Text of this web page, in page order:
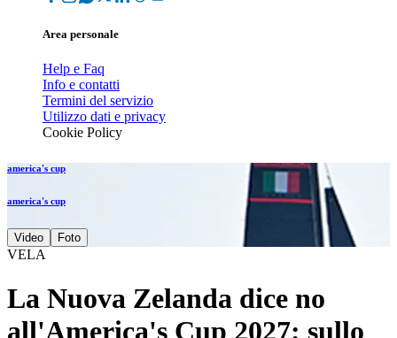
Area personale
Help e Faq
Info e contatti
Termini del servizio
Utilizzo dati e privacy
Cookie Policy
america's cup
america's cup
Video Foto
VELA
La Nuova Zelanda dice no
all'America's Cup 2027: sullo